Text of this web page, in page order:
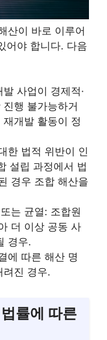
산이 바로 이루어
어야 합니다. 다음
사업이 경제적·
행 불가능하거
개발 활동이 정
한 법적 위반이 인
설립 과정에서 법
경우 조합 해산을
는 균열: 조합원
더 이상 공동 사
경우.
에 따른 해산 명
려진 경우.
률에 따른